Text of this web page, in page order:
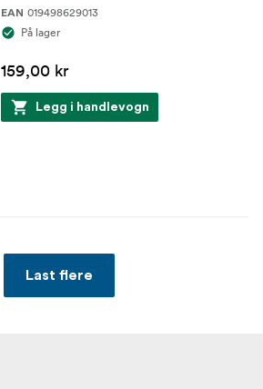
EAN 019498629013
På lager
159,00 kr
Legg i handlevogn
Last flere